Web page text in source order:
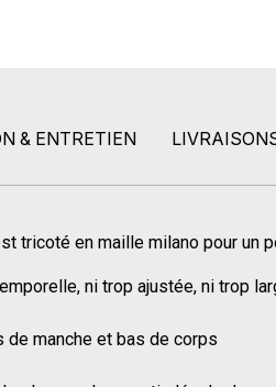
& ENTRETIEN
tricoté en maille milano pour un
ni trop ajustée, ni trop
manche et bas de corps